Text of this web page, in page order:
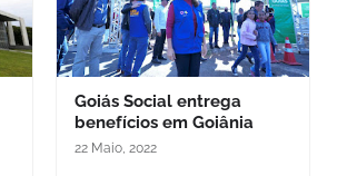
Goiás Social entrega
benefícios em Goiânia
22 Maio, 2022